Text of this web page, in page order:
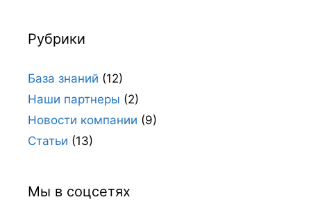
Рубрики
База знаний (12)
Наши партнеры (2)
Новости компании (9)
Статьи (13)
Мы в соцсетях